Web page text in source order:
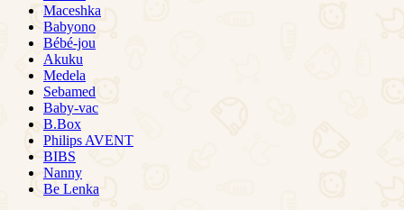
Maceshka
Babyono
Bébé-jou
Akuku
Medela
Sebamed
Baby-vac
B.Box
Philips AVENT
BIBS
Nanny
Be Lenka